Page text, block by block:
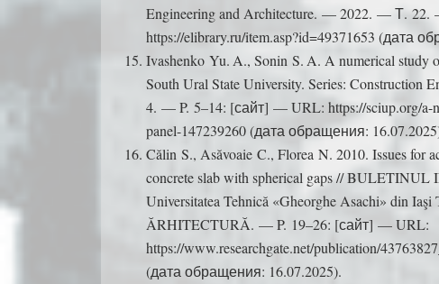
Engineering and Architecture. — 2022. — Т.
https://elibrary.ru/item.asp?id=49371653 (дата
Ivashenko Yu. A., Sonin S. A. A numerical study
South Ural State University. Series:
4. — P. 5–14: [сайт] — URL: https://sciup.org/a-
panel-147239260 (дата обращения:
Călin S., Asăvoaie C., Florea N. 2010. Issues for
concrete slab with spherical gaps //
Universitatea Tehnică «Gheorghe Asachi» din
ĂRHITECTURĂ. — P. 19–26: [сайт] — URL:
https://www.researchgate.net/publication/
(дата обращения: 16.07.2025).